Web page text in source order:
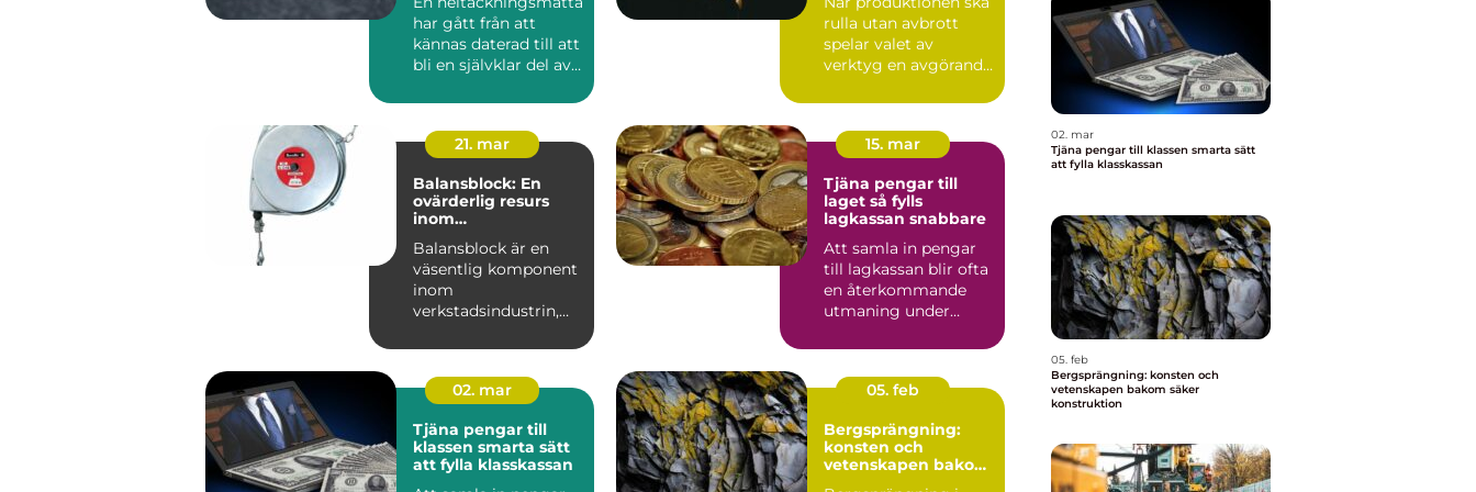
har gått från att
kännas daterad till att
bli en självklar del av
rulla utan avbrott
spelar valet av
verktyg en avgörande
21. mar
Balansblock: En
ovärderlig resurs
inom
Balansblock är en
väsentlig komponent
inom
verkstadsindustrin,
15. mar
Tjäna pengar till
laget så fylls
lagkassan snabbare
Att samla in pengar
till lagkassan blir ofta
en återkommande
utmaning under
Cupavgifter, t...
02. mar
Tjäna pengar till
klassen smarta sätt
att fylla klasskassan
05. feb
Bergsprängning:
konsten och
vetenskapen bakom
02. mar
Tjäna pengar till klassen smarta sätt
att fylla klasskassan
05. feb
Bergsprängning: konsten och
vetenskapen bakom säker
konstruktion